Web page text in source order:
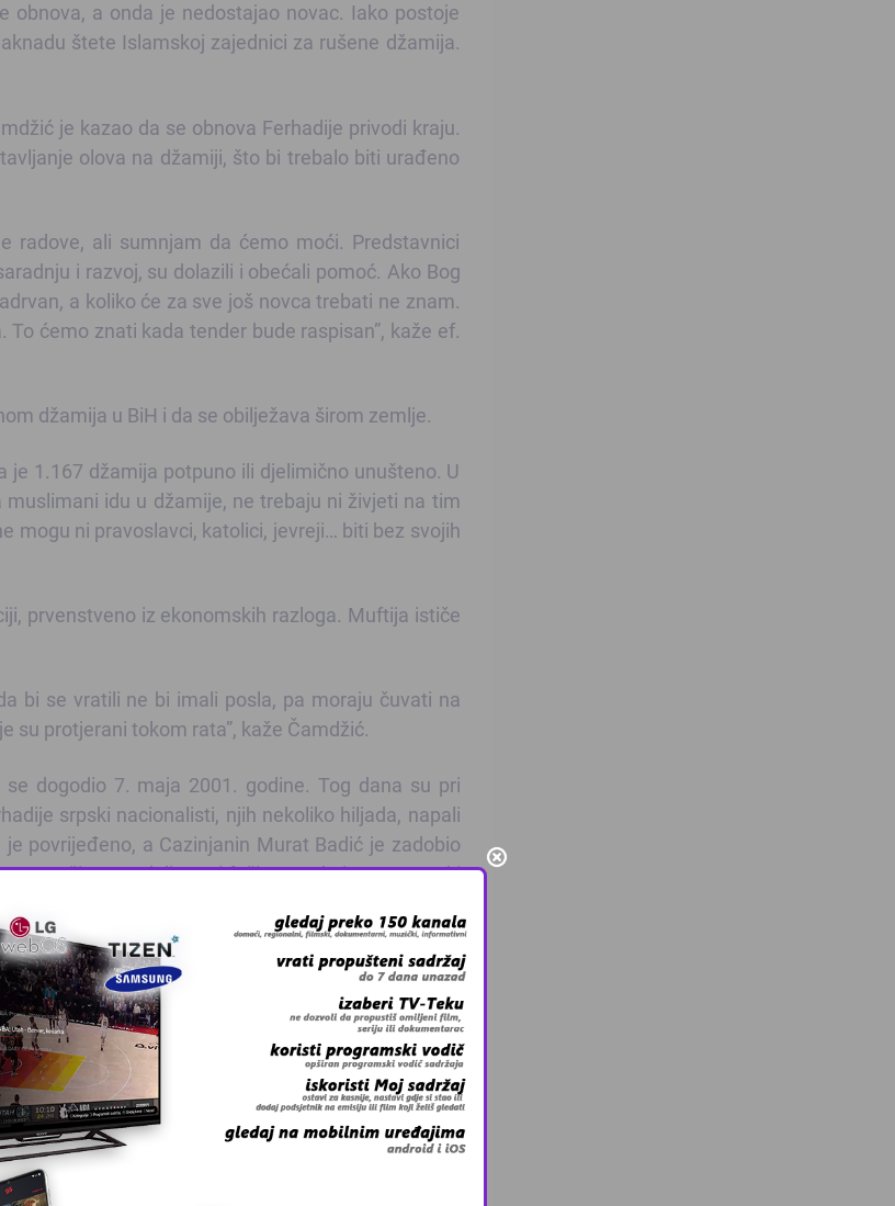
a onda je nedostajao novac. Iako postoje
štete Islamskoj zajednici za rušene džamija.
je kazao da se obnova Ferhadije privodi kraju.
olova na džamiji, što bi trebalo biti urađeno
radove, ali sumnjam da ćemo moći. Predstavnici
i razvoj, su dolazili i obećali pomoć. Ako Bog
a koliko će za sve još novca trebati ne znam.
ćemo znati kada tender bude raspisan”, kaže ef.
džamija u BiH i da se obilježava širom zemlje.
je 1.167 džamija potpuno ili djelimično unušteno. U
idu u džamije, ne trebaju ni živjeti na tim
mogu ni pravoslavci, katolici, jevreji… biti bez svojih
prvenstveno iz ekonomskih razloga. Muftija ističe
bi se vratili ne bi imali posla, pa moraju čuvati na
su protjerani tokom rata”, kaže Čamdžić.
dogodio 7. maja 2001. godine. Tog dana su pri
srpski nacionalisti, njih nekoliko hiljada, napali
povrijeđeno, a Cazinjanin Murat Badić je zadobio
Tom činu vandalizma i fašizma u kojem su srpski
specijalni izaslanik generalnog sekretara UN-
diplomate te predstavnici domaćih vlasti.
koji su tada izvršeni za sve prisutne. Sudske
strane, s obnovom Ferhadije imamo i veselih
poruku nade i optimizma. Moramo se vratiti i
i svi ostali ovdje moraju živjeti zajedno. Naše
uvjetima, nema održivog povratka. S vjerom
tog grada donijeti pozitivnu odluku kako bi mogla